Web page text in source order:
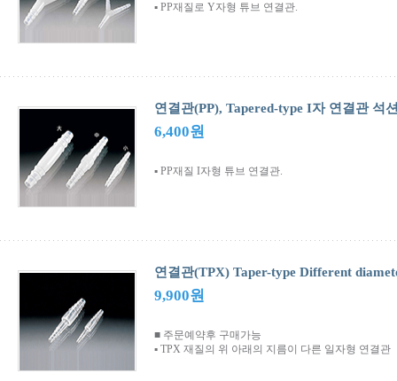
▪ PP재질로 Y자형 튜브 연결관.
연결관(PP), Tapered-type I자 연결관 석
6,400원
▪ PP재질 I자형 튜브 연결관.
연결관(TPX) Taper-type Different
9,900원
■ 주문예약후 구매가능
▪ TPX 재질의 위 아래의 지름이 다른 일자형 연결관